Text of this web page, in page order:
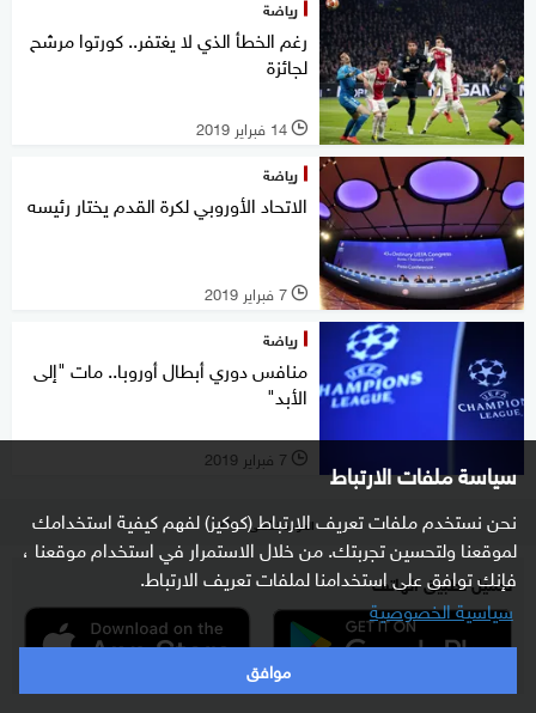
سياسة ملفات الارتباط
نحن نستخدم ملفات تعريف الارتباط (كوكيز) لفهم كيفية استخدامك
لموقعنا ولتحسين تجربتك. من خلال الاستمرار في استخدام موقعنا ،
فإنك توافق على استخدامنا لملفات تعريف الارتباط.
سياسية الخصوصية
موافق
رياضة
رغم الخطأ الذي لا يغتفر.. كورتوا مرشح
لجائزة
l 14 فبراير 2019
رياضة
الاتحاد الأوروبي لكرة القدم يختار رئيسه
l 7 فبراير 2019
رياضة
منافس دوري أبطال أوروبا.. مات "إلى
الأبد"
l 7 فبراير 2019
العودة للأعلى
تحميل تطبيق الهاتف